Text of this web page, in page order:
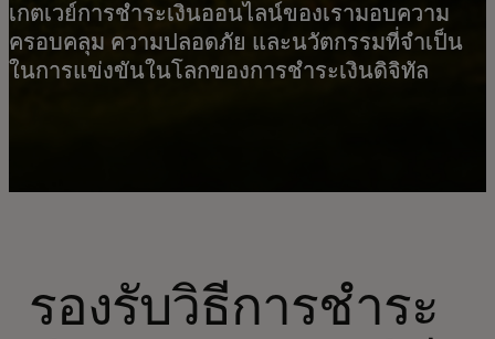
เกตเวย์การชำระเงินออนไลน์ของเรามอบความ
ครอบคลุม ความปลอดภัย และนวัตกรรมที่จำเป็น
ในการแข่งขันในโลกของการชำระเงินดิจิทัล
รองรับวิธีการชำระ